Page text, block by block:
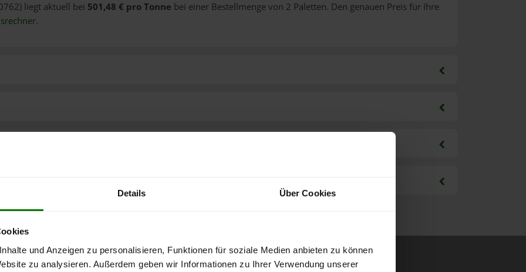
Details Über Cookies
und Anzeigen zu personalisieren, Funktionen für soziale Medien anbieten zu können
zu analysieren. Außerdem geben wir Informationen zu Ihrer Verwendung unserer
liegt aktuell bei 501,48 € pro Tonne bei einer Bestellmenge von 2 Paletten. Den genauen Preis für Ihre
.